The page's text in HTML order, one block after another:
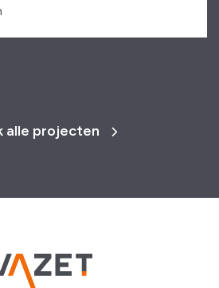
alle projecten